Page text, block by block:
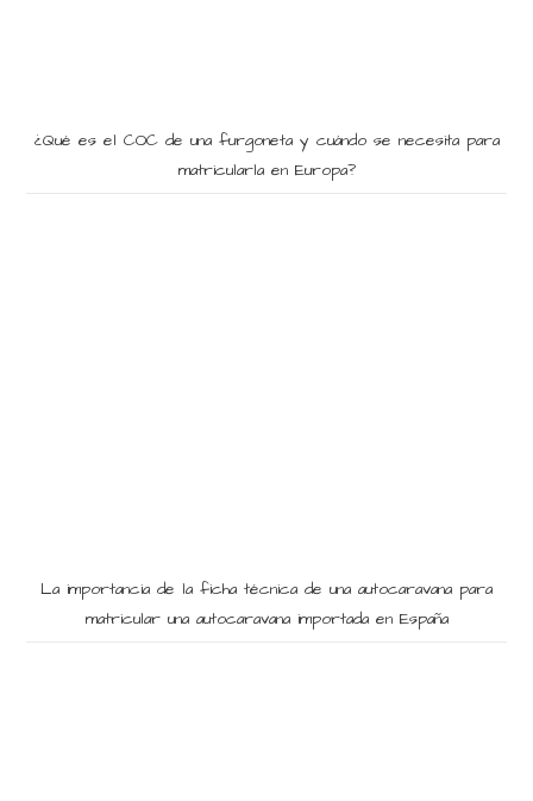
¿Qué es el COC de una furgoneta y cuándo se necesita para
matricularla en Europa?
La importancia de la ficha técnica de una autocaravana para
matricular una autocaravana importada en España